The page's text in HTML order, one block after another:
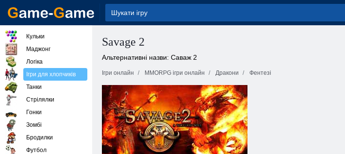
Savage 2
Альтернативні назви: Саваж 2
Ігри онлайн MMORPG ігри онлайн Дракони Фентезі
Кульки
Маджонг
Логіка
Ігри для хлопчиків
Танки
Стрілялки
Гонки
Зомбі
Бродилки
Футбол